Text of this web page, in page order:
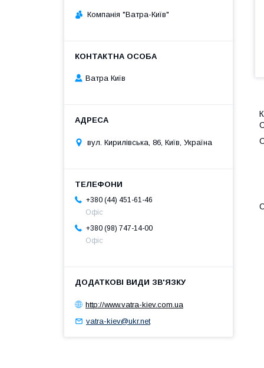
Компанія "Ватра-Київ"
Ватра Київ
вул. Кирилівська, 86, Київ, Україна
+380 (44) 451-61-46
Офіс
+380 (98) 747-14-00
Офіс
http://www.vatra-kiev.com.ua
vatra-kiev@ukr.net